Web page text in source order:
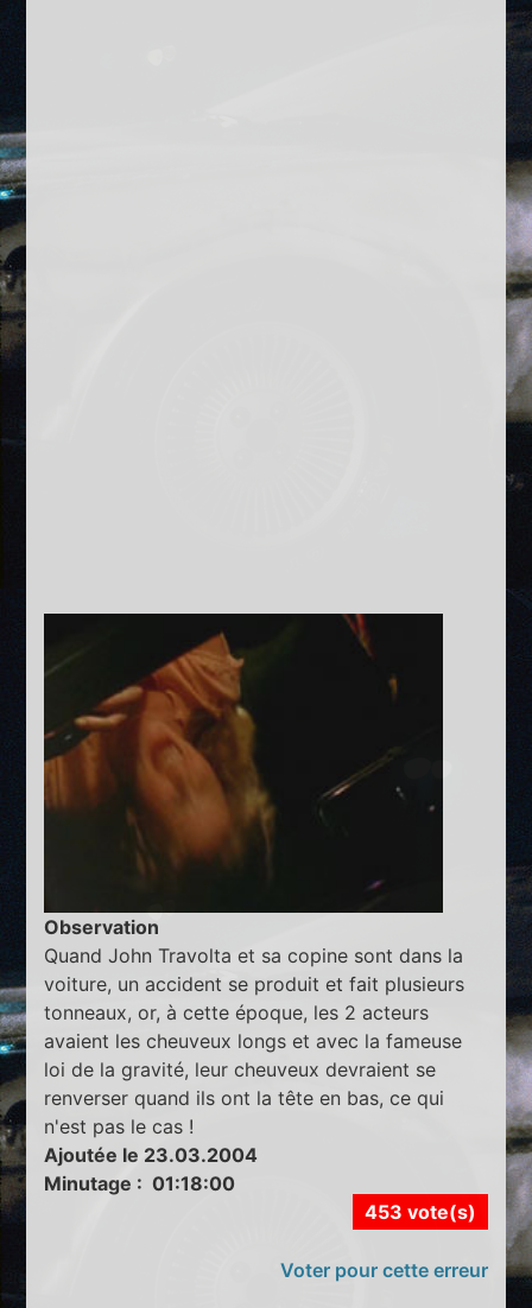
Observation
Quand John Travolta et sa copine sont dans la
voiture, un accident se produit et fait plusieurs
tonneaux, or, à cette époque, les 2 acteurs
avaient les cheuveux longs et avec la fameuse
loi de la gravité, leur cheuveux devraient se
renverser quand ils ont la tête en bas, ce qui
n'est pas le cas !
Ajoutée le 23.03.2004
Minutage : 01:18:00
453 vote(s)
Voter pour cette erreur